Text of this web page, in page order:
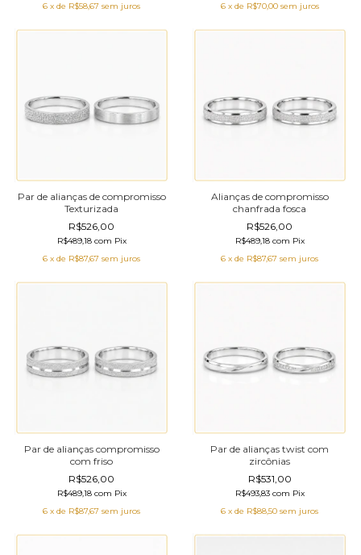
6 x de R$58,67 sem juros
6 x de R$70,00 sem juros
Par de alianças de compromisso
Texturizada
R$526,00
R$489,18 com Pix
6 x de R$87,67 sem juros
Alianças de compromisso
chanfrada fosca
R$526,00
R$489,18 com Pix
6 x de R$87,67 sem juros
Par de alianças compromisso
com friso
R$526,00
R$489,18 com Pix
6 x de R$87,67 sem juros
Par de alianças twist com
zircônias
R$531,00
R$493,83 com Pix
6 x de R$88,50 sem juros